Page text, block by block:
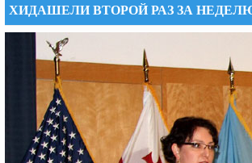
ХИДАШЕЛИ ВТОРОЙ РАЗ ЗА